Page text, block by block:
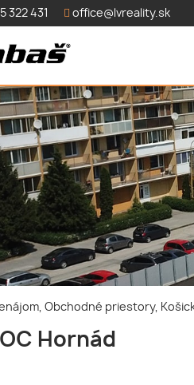
322 431 office@lvreality.sk
Obchodné priestory,
Hornád